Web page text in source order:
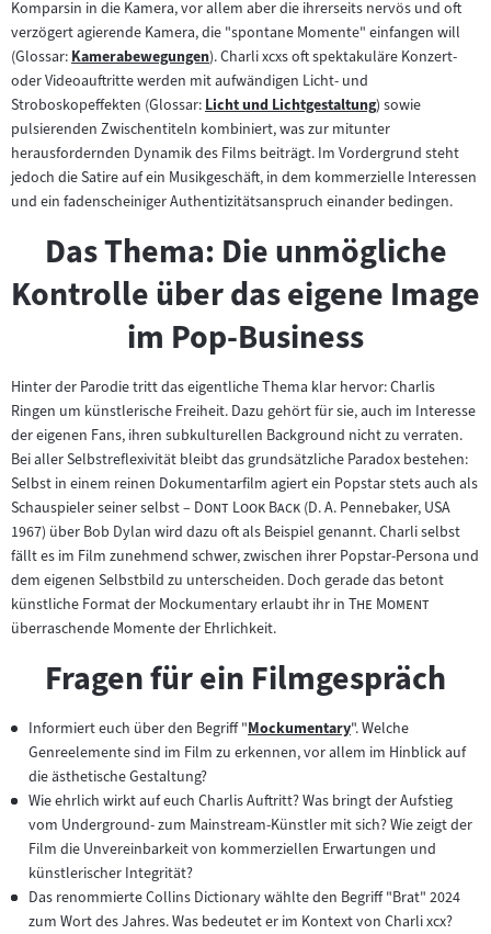
Komparsin in die Kamera, vor allem aber die ihrerseits nervös und oft
verzögert agierende Kamera, die "spontane Momente" einfangen will
(Glossar:Zum
Inhalt:
Kamerabewegungen). Charli xcxs oft spektakuläre Konzert-
oder Videoauftritte werden mit aufwändigen Licht- und
Stroboskopeffekten (Glossar:Zum
Inhalt:
Licht und Lichtgestaltung) sowie
pulsierenden Zwischentiteln kombiniert, was zur mitunter
herausfordernden Dynamik des Films beiträgt. Im Vordergrund steht
jedoch die Satire auf ein Musikgeschäft, in dem kommerzielle Interessen
und ein fadenscheiniger Authentizitätsanspruch einander bedingen.
Das Thema: Die unmögliche
Kontrolle über das eigene Image
im Pop-Business
Hinter der Parodie tritt das eigentliche Thema klar hervor: Charlis
Ringen um künstlerische Freiheit. Dazu gehört für sie, auch im Interesse
der eigenen Fans, ihren subkulturellen Background nicht zu verraten.
Bei aller Selbstreflexivität bleibt das grundsätzliche Paradox bestehen:
Selbst in einem reinen Dokumentarfilm agiert ein Popstar stets auch als
Schauspieler seiner selbst – "Dont Look Back"(D. A. Pennebaker, USA
1967) über Bob Dylan wird dazu oft als Beispiel genannt. Charli selbst
fällt es im Film zunehmend schwer, zwischen ihrer Popstar-Persona und
dem eigenen Selbstbild zu unterscheiden. Doch gerade das betont
künstliche Format der Mockumentary erlaubt ihr in "
The Moment"
überraschende Momente der Ehrlichkeit.
Fragen für ein Filmgespräch
Informiert euch über den Begriff "Zum
Inhalt:
Mockumentary". Welche
Genreelemente sind im Film zu erkennen, vor allem im Hinblick auf
die ästhetische Gestaltung?
Wie ehrlich wirkt auf euch Charlis Auftritt? Was bringt der Aufstieg
vom Underground- zum Mainstream-Künstler mit sich? Wie zeigt der
Film die Unvereinbarkeit von kommerziellen Erwartungen und
künstlerischer Integrität?
Das renommierte Collins Dictionary wählte den Begriff "Brat" 2024
zum Wort des Jahres. Was bedeutet er im Kontext von Charli xcx?